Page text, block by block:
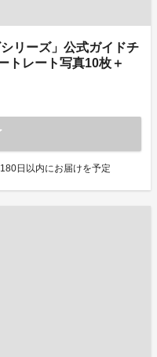
リーズ」公式ガイドチ
トレート写真10枚＋
日以内にお届けを予定